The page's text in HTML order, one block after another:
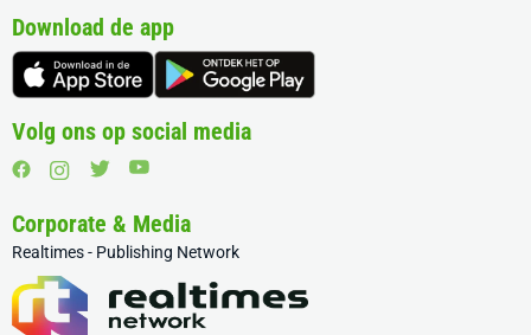
Download de app
Volg ons op social media
Corporate & Media
Realtimes - Publishing Network